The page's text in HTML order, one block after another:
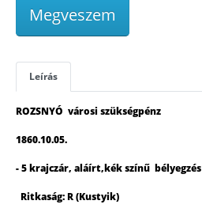
Megveszem
Leírás
ROZSNYÓ városi szükségpénz
1860.10.05.
- 5 krajczár, aláírt,kék színű bélyegzés
Ritkaság: R (Kustyik)